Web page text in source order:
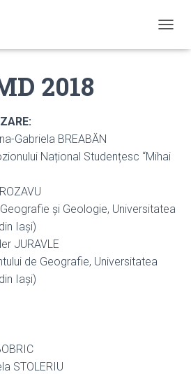
O
I
I
2018
Gabriela BREABĂN
Național Studențesc “Mihai
și Geologie, Universitatea
Iași)
JURAVLE
de Geografie, Universitatea
Iași)
STOLERIU